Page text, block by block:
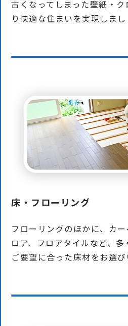
古くなってしまった壁紙・
り快適な住まいを実現しまし
床・フローリング
フローリングのほかに、カ
ロア、フロアタイルなど、
ご要望に合った床材をお選